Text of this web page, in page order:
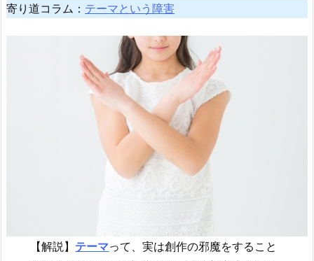
寄り道コラム： テーマという障害
【解説】 テーマって、実は創作の邪魔をすること